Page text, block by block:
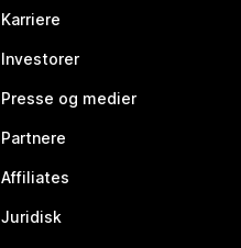
Karriere
Investorer
Presse og medier
Partnere
Affiliates
Juridisk